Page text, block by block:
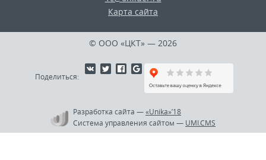
Карта сайта
© ООО «ЦКТ» — 2026
Поделиться:
Разработка сайта —«Unika»’18
Система управления сайтом — UMI.CMS